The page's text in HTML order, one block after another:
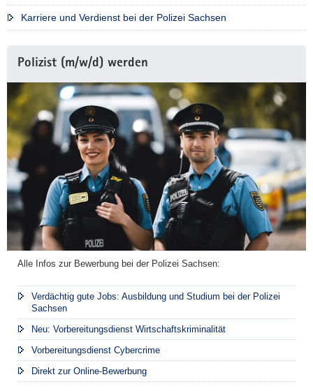
Karriere und Verdienst bei der Polizei Sachsen
Information
Polizist (m/w/d) werden
Alle Infos zur Bewerbung bei der Polizei Sachsen:
Verdächtig gute Jobs: Ausbildung und Studium bei der Polizei
Sachsen
Neu: Vorbereitungsdienst Wirtschaftskriminalität
Vorbereitungsdienst Cybercrime
Direkt zur Online-Bewerbung